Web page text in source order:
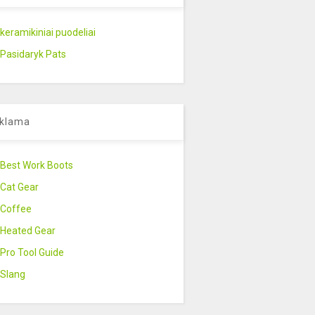
keramikiniai puodeliai
Pasidaryk Pats
Best Work Boots
Cat Gear
Coffee
Heated Gear
Pro Tool Guide
Slang